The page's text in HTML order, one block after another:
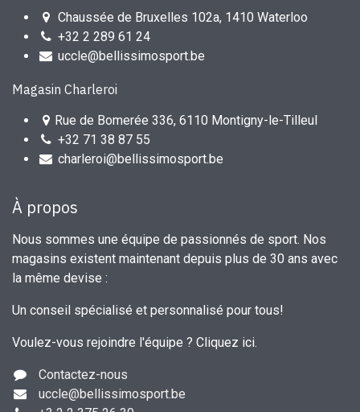
Chaussée de Bruxelles 102a, 1410 Waterloo
+32 2 289 61 24
uccle@bellissimosport.be
Magasin Charleroi
Rue de Bomerée 336, 6110 Montigny-le-Tilleul
+32 71 38 87 55
charleroi@bellissimosport.be
À propos
Nous sommes une équipe de passionnés de sport. Nos
magasins existent maintenant depuis plus de 30 ans avec
la même devise :
Un conseil spécialisé et personnalisé pour tous!
Voulez-vous rejoindre l'équipe ? Cliquez ici.
Contactez-nous
uccle@bellissimosport.be